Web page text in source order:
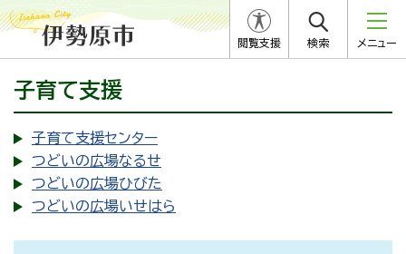
閲覧支援 検索 メニュー
子育て支援
子育て支援センター
つどいの広場なるせ
つどいの広場ひびた
つどいの広場いせはら